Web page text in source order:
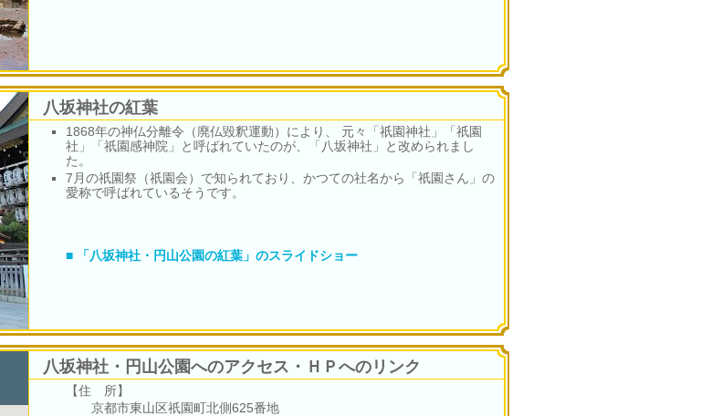
八坂神社の紅葉
1868年の神仏分離令（廃仏毀釈運動）により、 元々「祇園神社」「祇園
社」「祇園感神院」と呼ばれていたのが、「八坂神社」と改められまし
た。
7月の祇園祭（祇園会）で知られており、かつての社名から「祇園さん」の
愛称で呼ばれているそうです。
■ 「八坂神社・円山公園の紅葉」のスライドショー
八坂神社・円山公園へのアクセス・ＨＰへのリンク
【住 所】
京都市東山区祇園町北側625番地